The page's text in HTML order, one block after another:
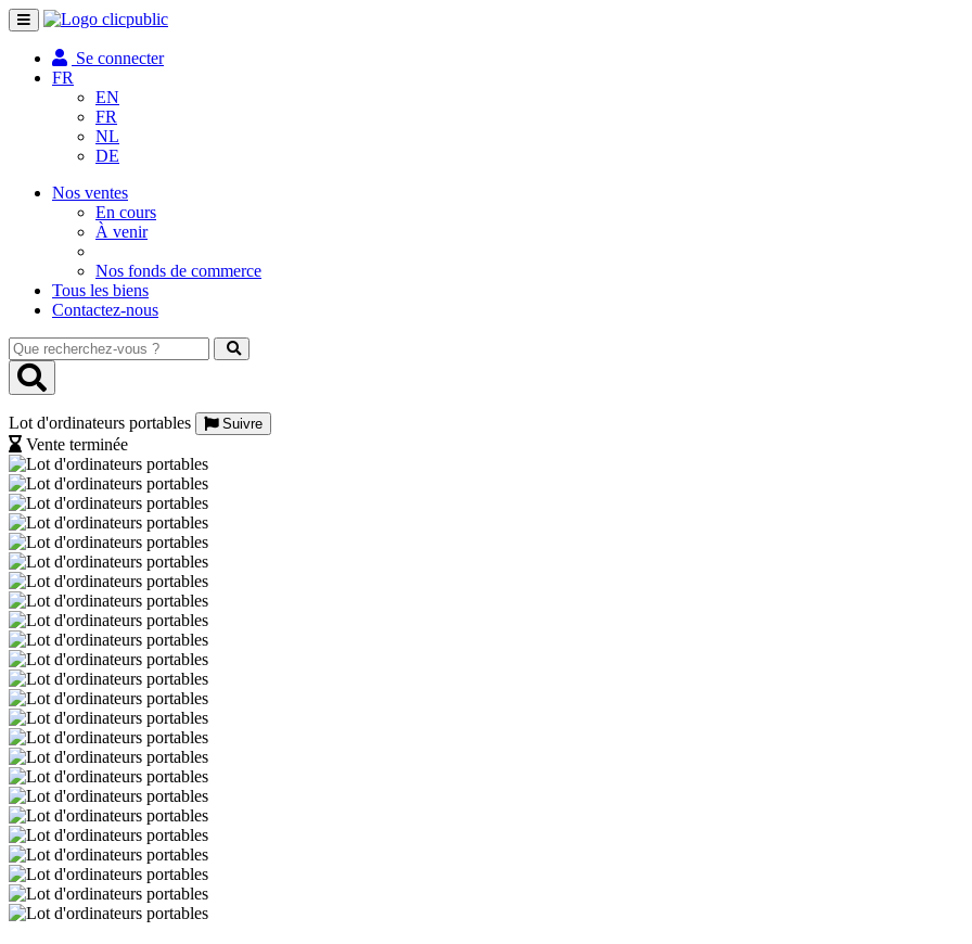
Toggle
navigation
Se connecter
FR
EN
FR
NL
DE
Nos ventes
En cours
À venir
Nos fonds de commerce
Tous les biens
Contactez-nous
Que
recherchez-
vous
Lot d'ordinateurs portables
Suivre
Vente terminée